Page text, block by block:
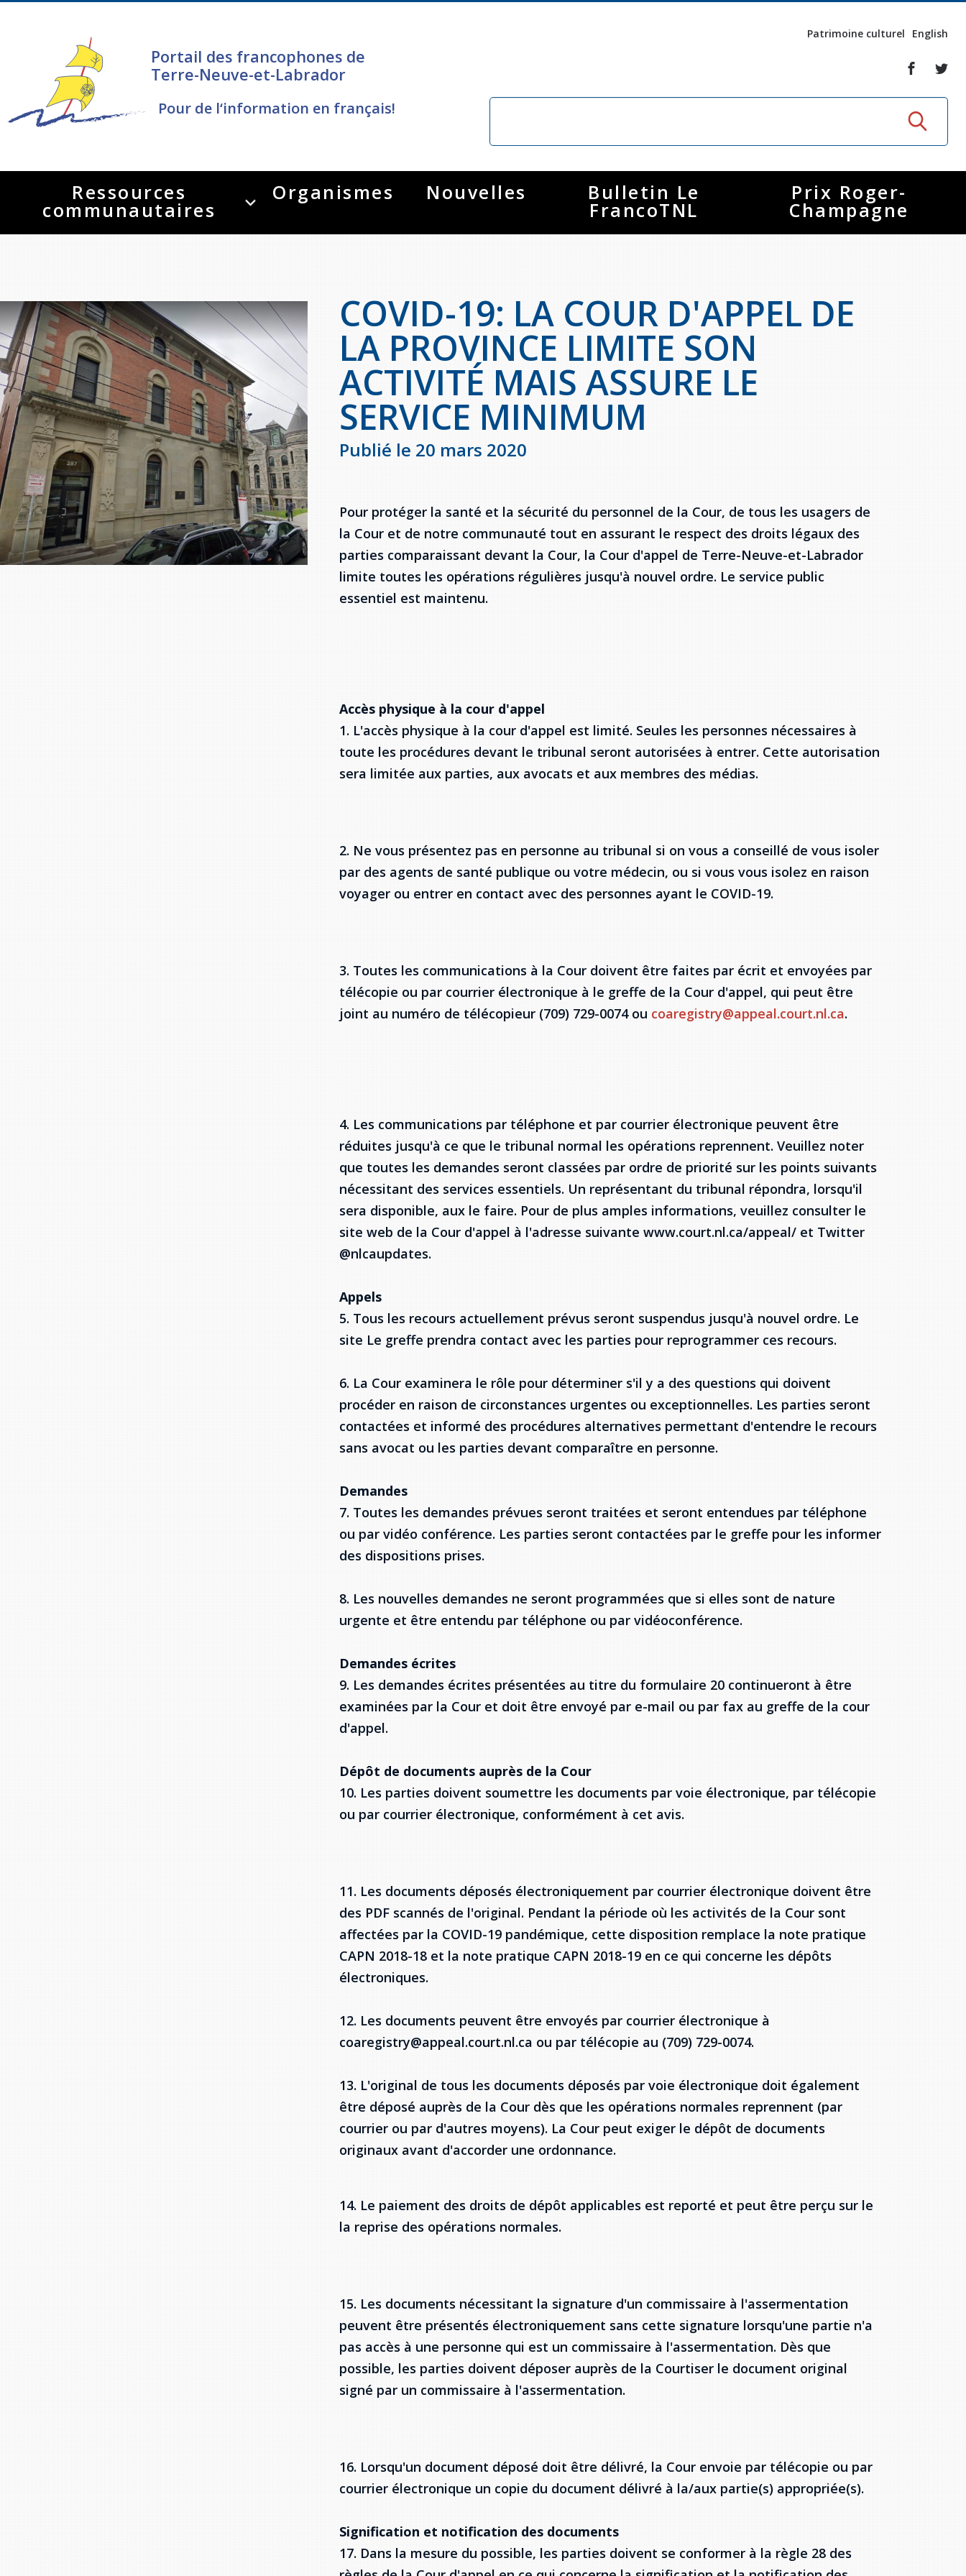
Portail des francophones de
Terre-Neuve-et-Labrador
Pour de l‘information en français!
Patrimoine culturel English
Ressources
communautaires
Organismes Nouvelles Bulletin Le
FrancoTNL
Prix Roger-
Champagne
COVID-19: LA COUR D'APPEL DE
LA PROVINCE LIMITE SON
ACTIVITÉ MAIS ASSURE LE
SERVICE MINIMUM
Publié le 20 mars 2020
Pour protéger la santé et la sécurité du personnel de la Cour, de tous les usagers de
la Cour et de notre communauté tout en assurant le respect des droits légaux des
parties comparaissant devant la Cour, la Cour d'appel de Terre-Neuve-et-Labrador
limite toutes les opérations régulières jusqu'à nouvel ordre. Le service public
essentiel est maintenu.
Accès physique à la cour d'appel
1. L'accès physique à la cour d'appel est limité. Seules les personnes nécessaires à
toute les procédures devant le tribunal seront autorisées à entrer. Cette autorisation
sera limitée aux parties, aux avocats et aux membres des médias.
2. Ne vous présentez pas en personne au tribunal si on vous a conseillé de vous isoler
par des agents de santé publique ou votre médecin, ou si vous vous isolez en raison
voyager ou entrer en contact avec des personnes ayant le COVID-19.
3. Toutes les communications à la Cour doivent être faites par écrit et envoyées par
télécopie ou par courrier électronique à le greffe de la Cour d'appel, qui peut être
joint au numéro de télécopieur (709) 729-0074 ou coaregistry@appeal.court.nl.ca.
4. Les communications par téléphone et par courrier électronique peuvent être
réduites jusqu'à ce que le tribunal normal les opérations reprennent. Veuillez noter
que toutes les demandes seront classées par ordre de priorité sur les points suivants
nécessitant des services essentiels. Un représentant du tribunal répondra, lorsqu'il
sera disponible, aux le faire. Pour de plus amples informations, veuillez consulter le
site web de la Cour d'appel à l'adresse suivante www.court.nl.ca/appeal/ et Twitter
@nlcaupdates.
Appels
5. Tous les recours actuellement prévus seront suspendus jusqu'à nouvel ordre. Le
site Le greffe prendra contact avec les parties pour reprogrammer ces recours.
6. La Cour examinera le rôle pour déterminer s'il y a des questions qui doivent
procéder en raison de circonstances urgentes ou exceptionnelles. Les parties seront
contactées et informé des procédures alternatives permettant d'entendre le recours
sans avocat ou les parties devant comparaître en personne.
Demandes
7. Toutes les demandes prévues seront traitées et seront entendues par téléphone
ou par vidéo conférence. Les parties seront contactées par le greffe pour les informer
des dispositions prises.
8. Les nouvelles demandes ne seront programmées que si elles sont de nature
urgente et être entendu par téléphone ou par vidéoconférence.
Demandes écrites
9. Les demandes écrites présentées au titre du formulaire 20 continueront à être
examinées par la Cour et doit être envoyé par e-mail ou par fax au greffe de la cour
d'appel.
Dépôt de documents auprès de la Cour
10. Les parties doivent soumettre les documents par voie électronique, par télécopie
ou par courrier électronique, conformément à cet avis.
11. Les documents déposés électroniquement par courrier électronique doivent être
des PDF scannés de l'original. Pendant la période où les activités de la Cour sont
affectées par la COVID-19 pandémique, cette disposition remplace la note pratique
CAPN 2018-18 et la note pratique CAPN 2018-19 en ce qui concerne les dépôts
électroniques.
12. Les documents peuvent être envoyés par courrier électronique à
coaregistry@appeal.court.nl.ca ou par télécopie au (709) 729-0074.
13. L'original de tous les documents déposés par voie électronique doit également
être déposé auprès de la Cour dès que les opérations normales reprennent (par
courrier ou par d'autres moyens). La Cour peut exiger le dépôt de documents
originaux avant d'accorder une ordonnance.
14. Le paiement des droits de dépôt applicables est reporté et peut être perçu sur le
la reprise des opérations normales.
15. Les documents nécessitant la signature d'un commissaire à l'assermentation
peuvent être présentés électroniquement sans cette signature lorsqu'une partie n'a
pas accès à une personne qui est un commissaire à l'assermentation. Dès que
possible, les parties doivent déposer auprès de la Courtiser le document original
signé par un commissaire à l'assermentation.
16. Lorsqu'un document déposé doit être délivré, la Cour envoie par télécopie ou par
courrier électronique un copie du document délivré à la/aux partie(s) appropriée(s).
Signification et notification des documents
17. Dans la mesure du possible, les parties doivent se conformer à la règle 28 des